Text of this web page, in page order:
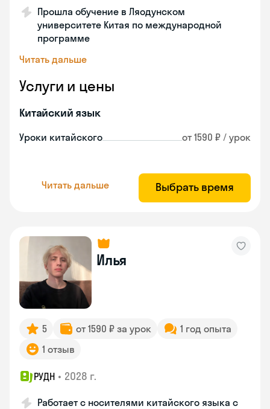
Прошла обучение в Ляодунском
университете Китая по международной
программе
Читать дальше
Услуги и цены
Китайский язык
Уроки китайского от 1590 ₽ / урок
Читать дальше Выбрать время
Илья
5 от 1590 ₽ за урок
1 год опыта
1 отзыв
РУДН • 2028 г.
Работает с носителями китайского языка с